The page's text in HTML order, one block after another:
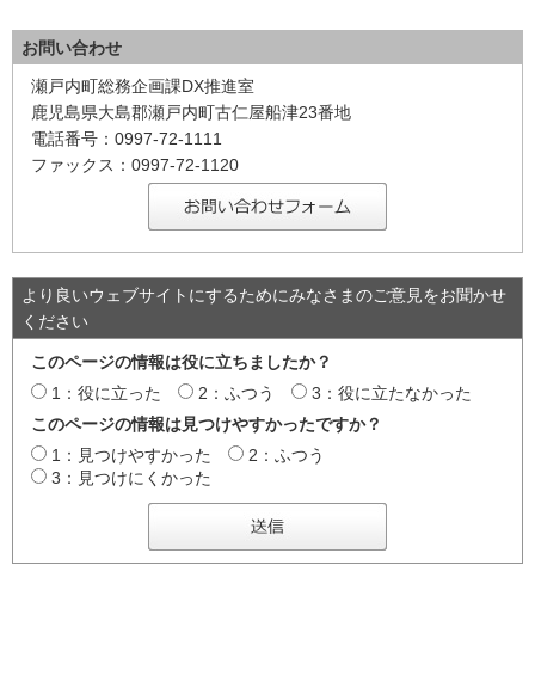
お問い合わせ
瀬戸内町総務企画課DX推進室
鹿児島県大島郡瀬戸内町古仁屋船津23番地
電話番号：0997-72-1111
ファックス：0997-72-1120
より良いウェブサイトにするためにみなさまのご意見をお聞かせ
ください
このページの情報は役に立ちましたか？
1：役に立った
2：ふつう
3：役に立たなかった
このページの情報は見つけやすかったですか？
1：見つけやすかった
2：ふつう
3：見つけにくかった